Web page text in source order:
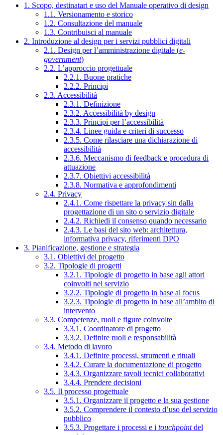
1. Scopo, destinatari e uso del Manuale operativo di design
1.1. Versionamento e storico
1.2. Consultazione del manuale
1.3. Contribuisci al manuale
2. Introduzione al design per i servizi pubblici digitali
2.1. Design per l’amministrazione digitale (e-
government)
2.2. L’approccio progettuale
2.2.1. Buone pratiche
2.2.2. Principi
2.3. Accessibilità
2.3.1. Definizione
2.3.2. Accessibilità by design
2.3.3. Principi per l’accessibilità
2.3.4. Linee guida e criteri di successo
2.3.5. Come rilasciare una dichiarazione di
accessibilità
2.3.6. Meccanismo di feedback e procedura di
attuazione
2.3.7. Obiettivi accessibilità
2.3.8. Normativa e approfondimenti
2.4. Privacy
2.4.1. Come rispettare la privacy sin dalla
progettazione di un sito o servizio digitale
2.4.2. Richiedi il consenso quando necessario
2.4.3. Le basi del sito web: architettura,
informativa privacy, riferimenti DPO
3. Pianificazione, gestione e strategia
3.1. Obiettivi del progetto
3.2. Tipologie di progetti
3.2.1. Tipologie di progetto in base agli attori
coinvolti nel servizio
3.2.2. Tipologie di progetto in base al focus
3.2.3. Tipologie di progetto in base all’ambito di
intervento
3.3. Competenze, ruoli e figure coinvolte
3.3.1. Coordinatore di progetto
3.3.2. Definire ruoli e responsabilità
3.4. Metodo di lavoro
3.4.1. Definire processi, strumenti e rituali
3.4.2. Curare la documentazione di progetto
3.4.3. Organizzare tavoli tecnici collaborativi
3.4.4. Prendere decisioni
3.5. Il processo progettuale
3.5.1. Organizzare il progetto e la sua gestione
3.5.2. Comprendere il contesto d’uso del servizio
pubblico
3.5.3. Progettare i processi e i touchpointdel